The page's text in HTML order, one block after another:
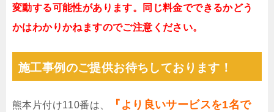
変動する可能性があります。同じ料金でできるかどう
かはわかりかねますのでご注意ください。
施工事例のご提供お待ちしております！
熊本片付け110番は、
『より良いサービスを1名で